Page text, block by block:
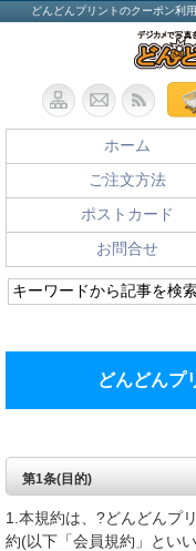
どんどんプリントのクーポン利
ホーム
ご注文方法
ポストカード
お問合せ
どんどんプ
第1条(目的)
1.本規約は、?どんどんプ
約(以下「会員規約」とい